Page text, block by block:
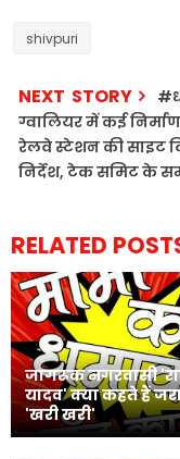
shivpuri
NEXT STORY
ग्वालियर में कई
रेलवे स्टेशन की साइट
निर्देश, टेक समिट के
RELATED
जागरूक नगरवासी
यादव' क्या कहते हैं
'खरी खरी'